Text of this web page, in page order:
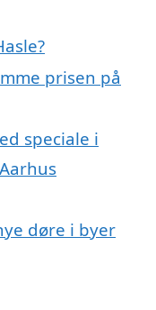
prisen på
speciale i
døre i byer